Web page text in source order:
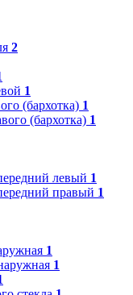
2
1
(бархотка) 1
(бархотка) 1
левый 1
правый 1
1
1